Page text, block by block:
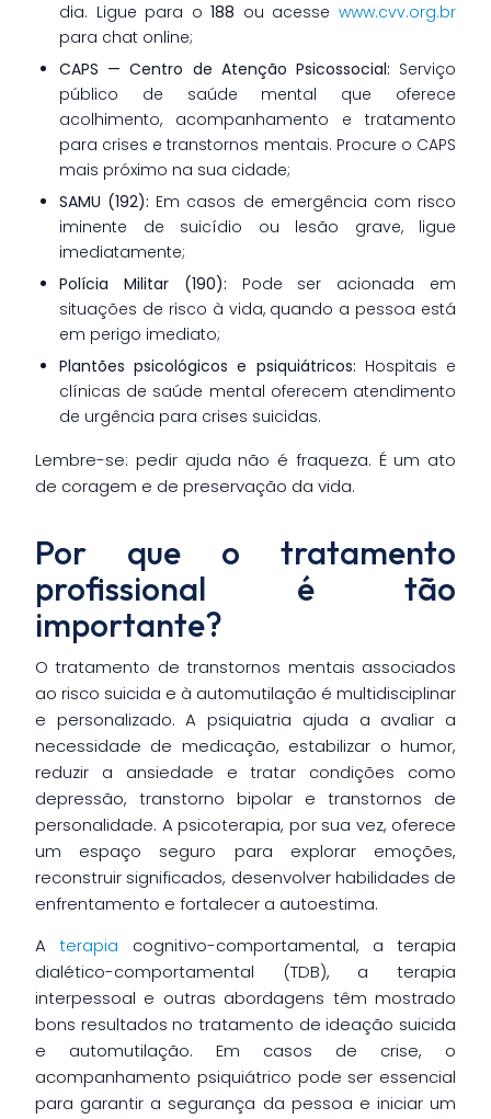
dia. Ligue para o188 ou acessewww.cvv.org.br
para chat online;
CAPS — Centro de Atenção Psicossocial: Serviço
público de saúde mental que oferece
acolhimento, acompanhamento e tratamento
para crises e transtornos mentais. Procure o CAPS
mais próximo na sua cidade;
SAMU (192): Em casos de emergência com risco
iminente de suicídio ou lesão grave, ligue
imediatamente;
Polícia Militar (190): Pode ser acionada em
situações de risco à vida, quando a pessoa está
em perigo imediato;
Plantões psicológicos e psiquiátricos: Hospitais e
clínicas de saúde mental oferecem atendimento
de urgência para crises suicidas.
Lembre-se: pedir ajuda não é fraqueza. É um ato
de coragem e de preservação da vida.
Por que o tratamento
profissional é tão
importante?
O tratamento de transtornos mentais associados
ao risco suicida e à automutilação é multidisciplinar
e personalizado. A psiquiatria ajuda a avaliar a
necessidade de medicação, estabilizar o humor,
reduzir a ansiedade e tratar condições como
depressão, transtorno bipolar e transtornos de
personalidade. A psicoterapia, por sua vez, oferece
um espaço seguro para explorar emoções,
reconstruir significados, desenvolver habilidades de
enfrentamento e fortalecer a autoestima.
Aterapia cognitivo-comportamental, a terapia
dialético-comportamental (TDB), a terapia
interpessoal e outras abordagens têm mostrado
bons resultados no tratamento de ideação suicida
e automutilação. Em casos de crise, o
acompanhamento psiquiátrico pode ser essencial
para garantir a segurança da pessoa e iniciar um